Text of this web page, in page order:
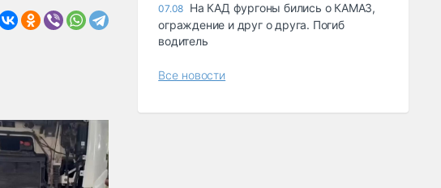
07.08 На КАД фургоны бились о КАМАЗ,
ограждение и друг о друга. Погиб
водитель
Все новости